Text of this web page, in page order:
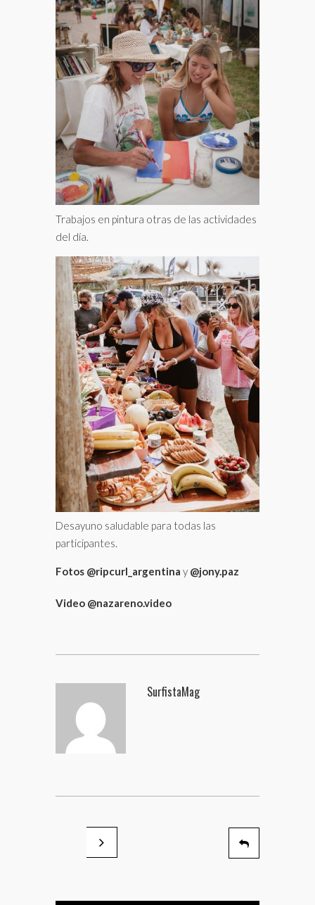
Trabajos en pintura otras de las actividades
del día.
Desayuno saludable para todas las
participantes.
Fotos @ripcurl_argentina y @jony.paz
Video @nazareno.video
SurfistaMag